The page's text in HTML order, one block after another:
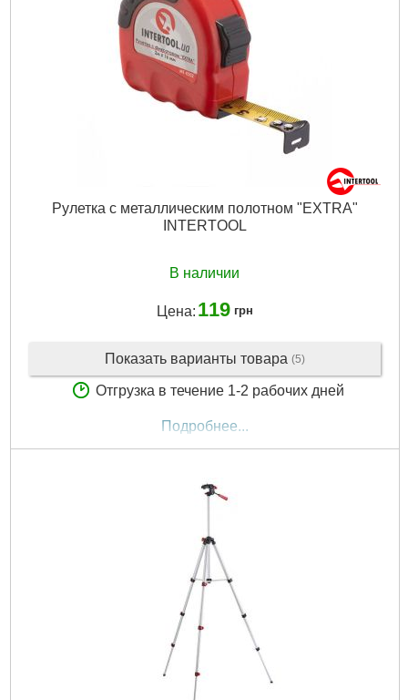
12 мес.
Напряжение питания: 9 В
Максимальная глубина обнаружения:
Габариты упаковки:
150x50x30 мм
330 г
Подробнее...
Рулетка с металлическим полотном "EXTRA"
INTERTOOL
В наличии
Цена: 119 грн
Показать варианты товара (5)
Отгрузка в течение 1-2 рабочих дней
Подробнее...